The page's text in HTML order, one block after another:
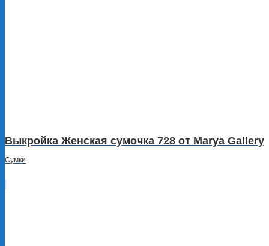
Выкройка Женская сумочка 728 от Marya Gallery
Сумки